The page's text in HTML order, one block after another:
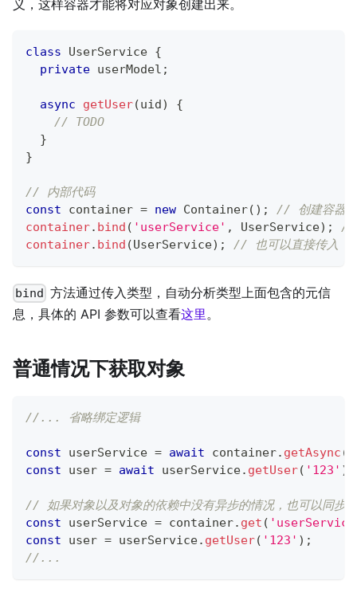
义，这样容器才能将对应对象创建出来。
class UserService {
private userModel ;
async getUser(uid)
{
// TODO
}
}
// 内部代码
const container = new Container( ) ;
// 创建容器
container. bind ( 'userService' , UserService) ;
//
container. bind (UserService) ; // 也可以直接传入
bind 方法通过传入类型，自动分析类型上面包含的元信
息，具体的 API 参数可以查看这里 。
普通情况下获取对象
//... 省略绑定逻辑
const userService = await container. getAsync (
const user = await userService. getUser( '123' )
// 如果对象以及对象的依赖中没有异步的情况，也可以同步
const userService = container. get (
const user = userService. getUser( '123' ) ;
//...